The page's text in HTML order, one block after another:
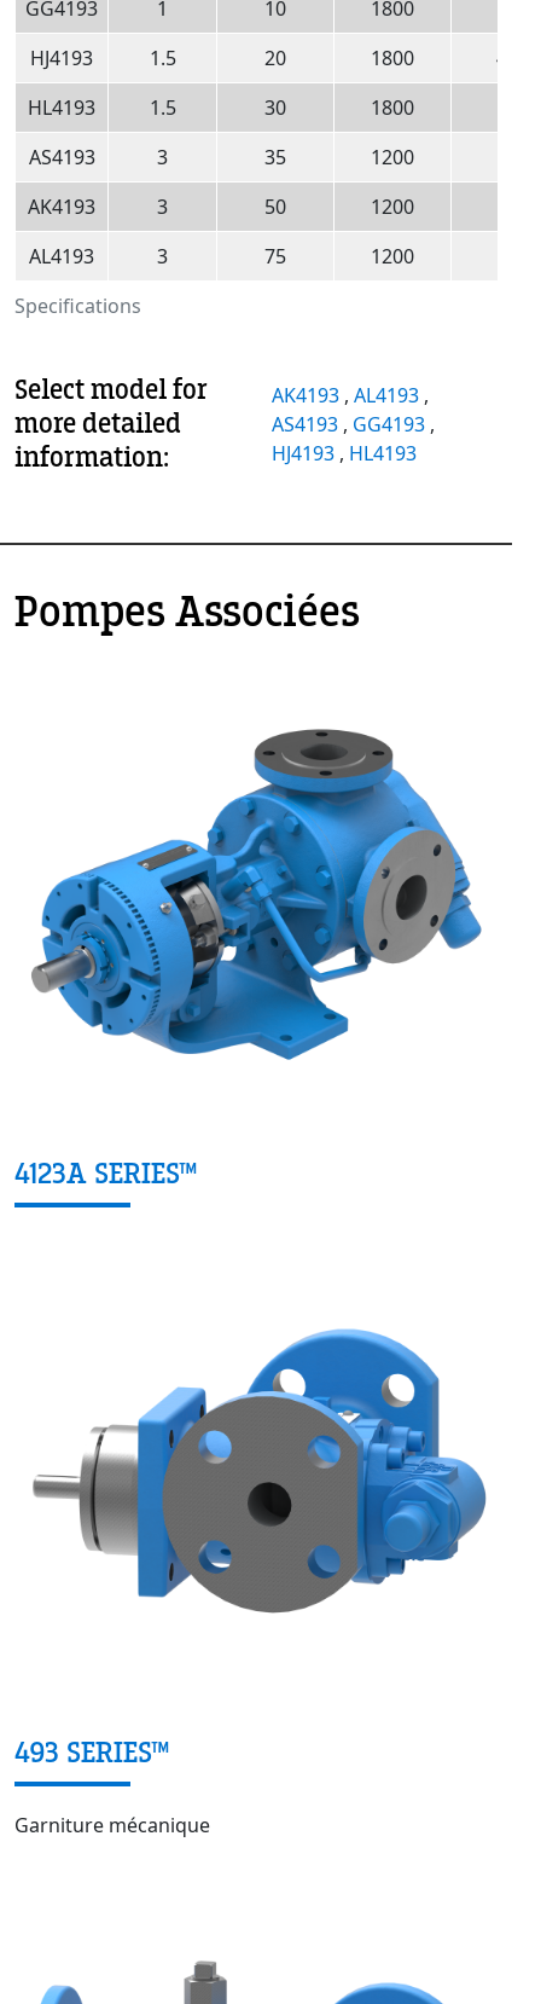
Specifications
GG4193 1 10 1800
HJ4193
1.5 20 1800
4.5
HL4193
1.5 30 1800
AS4193
3 35 1200
AK4193
3 50 1200
AL4193
3 75 1200
Select model for
more detailed
information:
AK4193 , AL4193 ,
AS4193 , GG4193 ,
HJ4193 , HL4193
Pompes Associées
4123A SERIES™
493 SERIES™
Garniture mécanique